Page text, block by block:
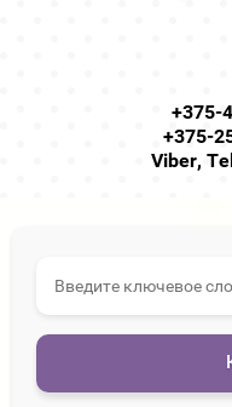
+375-
+375-
Viber,